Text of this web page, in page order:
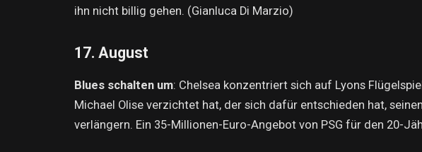
ihn nicht billig gehen. (Gianluca Di Marzio)
17. August
Blues schalten um: Chelsea konzentriert sich auf Lyons
Michael Olise verzichtet hat, der sich dafür entschieden hat,
verlängern. Ein 35-Millionen-Euro-Angebot von PSG für den 20-